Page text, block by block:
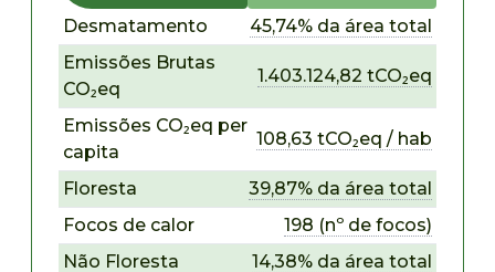
Desmatamento
45,74% da área total
Emissões Brutas
CO₂eq
1.403.124,82 tCO₂eq
Emissões CO₂eq per
capita
108,63 tCO₂eq / hab
Floresta
39,87% da área total
Focos de calor
198 (nº de focos)
Não Floresta
14,38% da área total